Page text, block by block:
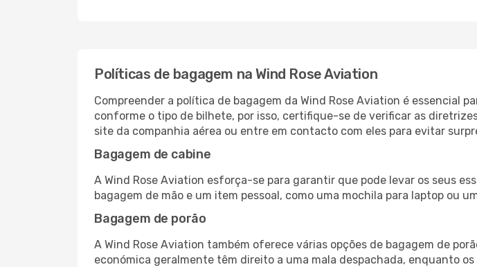
Políticas de bagagem na Wind Rose Aviation
Compreender a política de bagagem da Wind Rose Aviation é essencial
conforme o tipo de bilhete, por isso, certifique-se de verificar as
site da companhia aérea ou entre em contacto com eles para evitar
Bagagem de cabine
A Wind Rose Aviation esforça-se para garantir que pode levar os seus
bagagem de mão e um item pessoal, como uma mochila para laptop ou
Bagagem de porão
A Wind Rose Aviation também oferece várias opções de bagagem de
económica geralmente têm direito a uma mala despachada, enquanto